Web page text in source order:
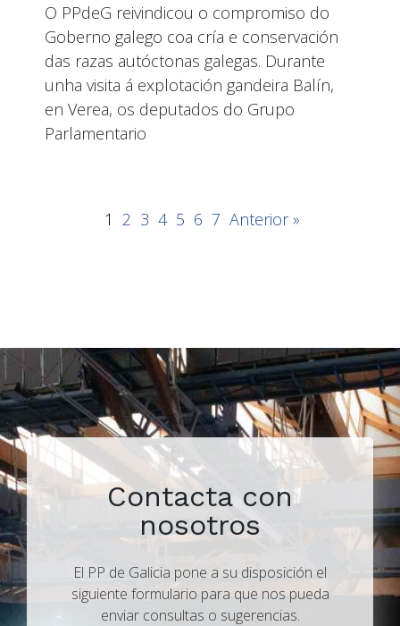
O PPdeG reivindicou o compromiso do
Goberno galego coa cría e conservación
das razas autóctonas galegas. Durante
unha visita á explotación gandeira Balín,
en Verea, os deputados do Grupo
Parlamentario
1 2 3 4 5 6 7 Anterior »
Contacta con
nosotros
El PP de Galicia pone a su disposición el
siguiente formulario para que nos pueda
enviar consultas o sugerencias.